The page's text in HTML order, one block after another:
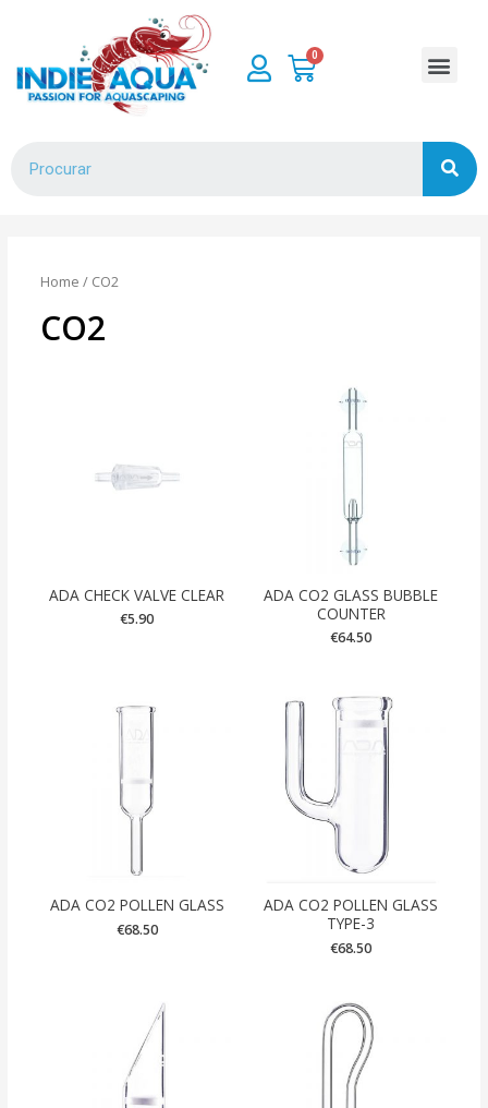
Home / CO2
CO2
ADA CHECK VALVE CLEAR
€5.90
ADA CO2 GLASS BUBBLE
COUNTER
€64.50
ADA CO2 POLLEN GLASS
€68.50
ADA CO2 POLLEN GLASS
TYPE-3
€68.50